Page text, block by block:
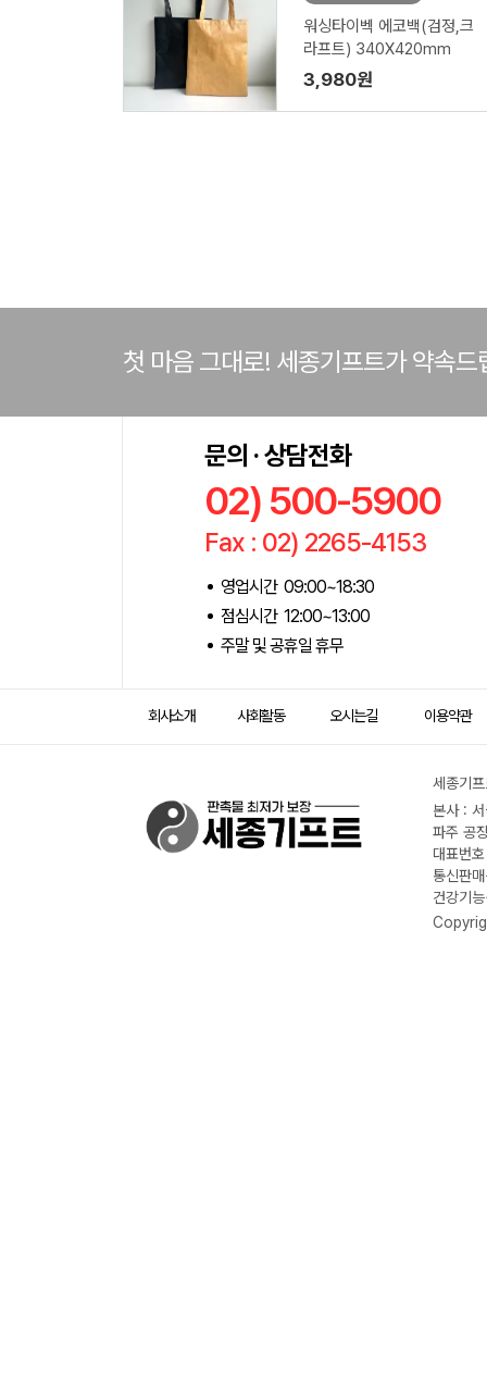
워싱타이벡 에코백(검정,크
라프트) 340X420mm
3,980원
첫 마음 그대로! 세종기프트가 약속드
문의 · 상담전화
02) 500-5900
Fax : 02) 2265-4153
영업시간 09:00~18:30
점심시간 12:00~13:00
주말 및 공휴일 휴무
회사소개 사회활동 오시는길 이용약관
세종기
본사 :
파주 공
대표번
통신판
건강기